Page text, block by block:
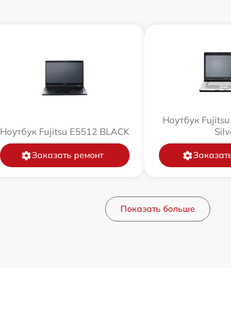
Ноутбук Fujitsu E5512 BLACK
Заказать ремонт
Ноутбук
Показать больше